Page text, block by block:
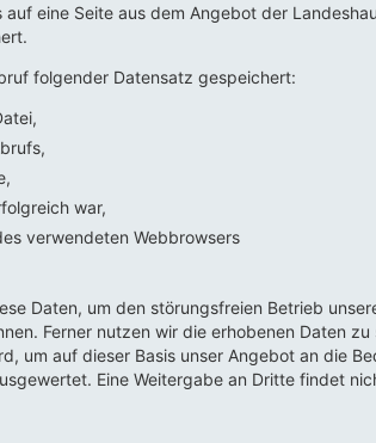
eine Seite aus dem Angebot der
folgender Datensatz gespeichert:
war,
verwendeten Webbrowsers
Daten, um den störungsfreien Betrieb
Ferner nutzen wir die erhobenen Daten
um auf dieser Basis unser Angebot an die
Eine Weitergabe an Dritte findet